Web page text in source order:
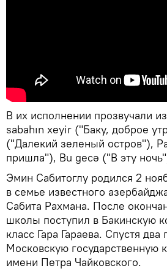
В их исполнении прозвучали
sabahın xeyir ("Баку, доброе
("Далекий зеленый остров"),
пришла"), Bu gecə ("В эту
Эмин Сабитоглу родился 2
в семье известного
Сабита Рахмана. После
школы поступил в Бакинскую
класс Гара Гараева. Спустя
Московскую государственную
имени Петра Чайковского.